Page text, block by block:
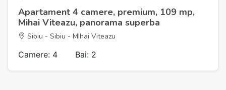
Apartament 4 camere, premium, 109 mp,
Mihai Viteazu, panorama superba
Sibiu - Sibiu - MIhai Viteazu
Camere: 4 Bai: 2